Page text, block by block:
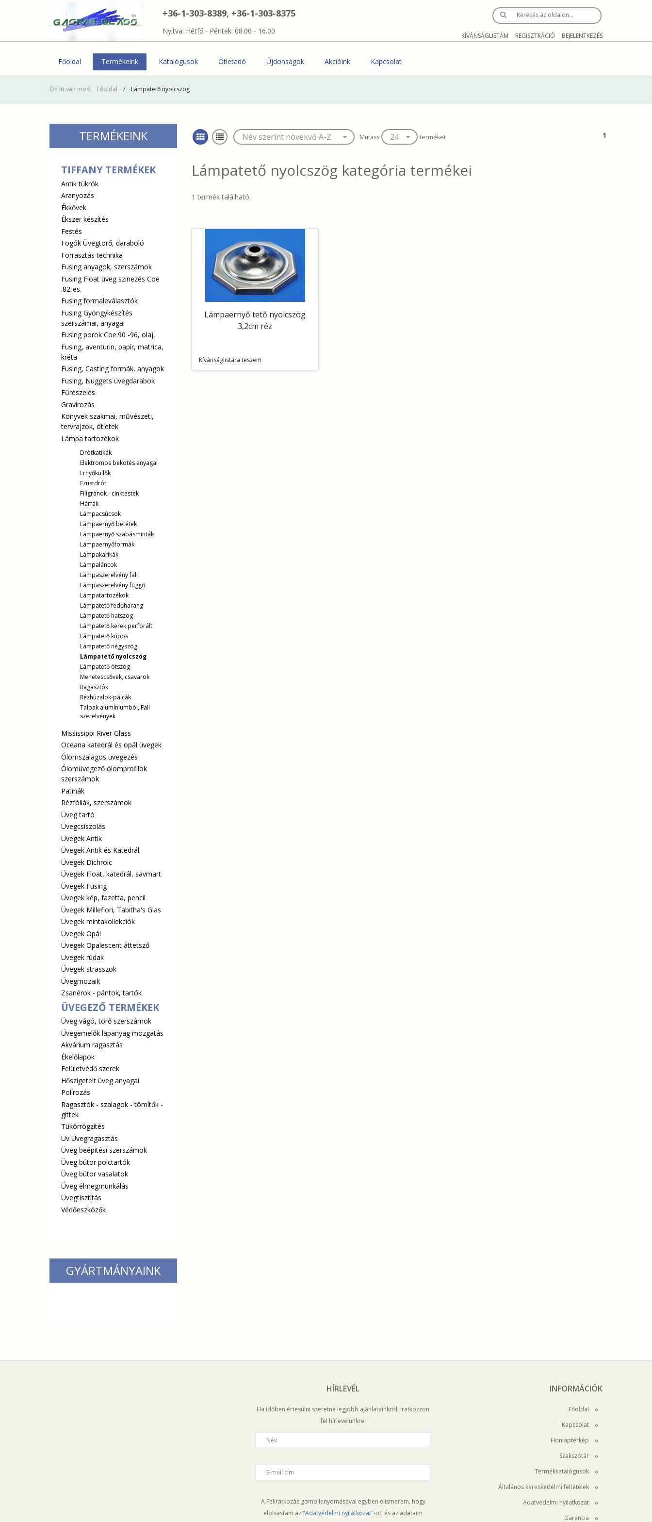
+36-1-303-8389, +36-1-303-8375
Nyitva: Hétfő - Péntek: 08.00 - 16.00
Keresés az oldalon…
KÍVÁNSÁGLISTÁM REGISZTRÁCIÓ BEJELENTKEZÉS
Főoldal Termékeink Katalógusok Ötletadó Újdonságok Akcióink Kapcsolat
Ön itt van most: Főoldal Lámpatető nyolcszög
TERMÉKEINK
TIFFANY TERMÉKEK
Antik tükrök
Aranyozás
Ékkővek
Ékszer készítés
Festés
Fogók Üvegtörő, daraboló
Forrasztás technika
Fusing anyagok, szerszámok
Fusing Float üveg szinezés Coe
.82-es.
Fusing formaleválasztók
Fusing Gyöngykészítés
szerszámai, anyagai
Fusing porok Coe.90 -96, olaj,
Fusing, aventurin, papír, matrica,
kréta
Fusing, Casting formák, anyagok
Fusing, Nuggets üvegdarabok
Fűrészelés
Gravírozás
Könyvek szakmai, művészeti,
tervrajzok, ötletek
Lámpa tartozékok
Drótkatikák
Elektromos bekötés anyagai
Ernyőküllők
Ezüstdrót
Filigránok - cinktestek
Hárfák
Lámpacsúcsok
Lámpaernyő betétek
Lámpaernyő szabásminták
Lámpaernyőformák
Lámpakarikák
Lámpaláncok
Lámpaszerelvény fali
Lámpaszerelvény függő
Lámpatartozékok
Lámpatető fedőharang
Lámpatető hatszög
Lámpatető kerek perforált
Lámpatető kúpos
Lámpatető négyszög
Lámpatető nyolcszög
Lámpatető ötszög
Menetescsővek, csavarok
Ragasztók
Rézhúzalok-pálcák
Talpak alumíniumból, Fali
szerelvények
Mississippi River Glass
Oceana katedrál és opál üvegek
Ólomszalagos üvegezés
Ólomüvegező ólomprofilok
szerszámok
Patinák
Rézfóliák, szerszámok
Üveg tartó
Üvegcsiszolás
Üvegek Antik
Üvegek Antik és Katedrál
Üvegek Dichroic
Üvegek Float, katedrál, savmart
Üvegek Fusing
Üvegek kép, fazetta, pencil
Üvegek Millefiori, Tabitha's Glas
Üvegek mintakollekciók
Üvegek Opál
Üvegek Opalescent áttetsző
Üvegek rúdak
Üvegek strasszok
Üvegmozaik
Zsanérok - pántok, tartók
ÜVEGEZŐ TERMÉKEK
Üveg vágó, törő szerszámok
Üvegemelők lapanyag mozgatás
Akvárium ragasztás
Ékelőlapok
Felületvédő szerek
Hőszigetelt üveg anyagai
Polírozás
Ragasztók - szalagok - tömítők -
gittek
Tükörrögzítés
Uv Üvegragasztás
Üveg beépitési szerszámok
Üveg bútor polctartók
Üveg bútor vasalatok
Üveg élmegmunkálás
Üvegtisztítás
Védőeszközők
GYÁRTMÁNYAINK
Mutass terméket 1
Lámpatető nyolcszög kategória termékei
1 termék található.
Lámpaernyő tető nyolcszög
3,2cm réz
Kívánságlistára teszem
HÍRLEVÉL
Ha időben értesülni szeretne legjobb ajánlatainkról, iratkozzon
fel hírlevelünkre!
Név
E-mail cím
A Feliratkozás gomb lenyomásával egyben elismerem, hogy
elolvastam az "Adatvédelmi nyilatkozat"-ot, és az adataim
INFORMÁCIÓK
Főoldal
Kapcsolat
Honlaptérkép
Szakszótár
Termékkatalógusok
Általános kereskedelmi feltételek
Adatvédelmi nyilatkozat
Garancia